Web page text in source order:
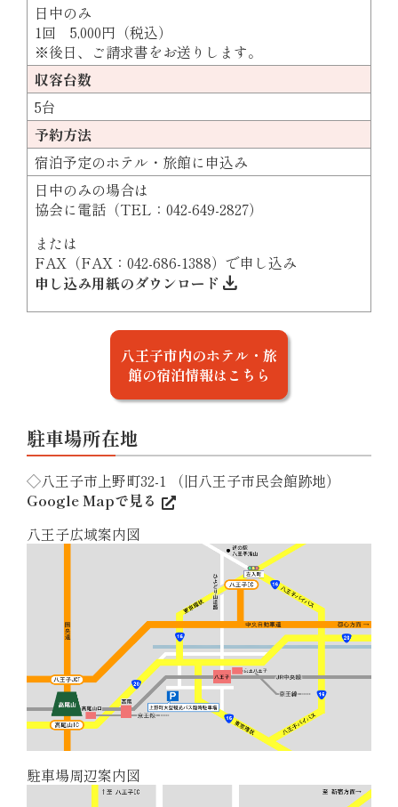
日中のみ
1回 5,000円（税込）
※後日、ご請求書をお送りします。
収容台数
5台
予約方法
宿泊予定のホテル・旅館に申込み
日中のみの場合は
協会に電話（TEL：042-649-2827）
または
FAX（FAX：042-686-1388）で申し込み
申し込み用紙のダウンロード download
八王子市内のホテル・旅
館の宿泊情報はこちら
駐車場所在地
◇八王子市上野町32-1 （旧八王子市民会館跡地）
Google Mapで見る
八王子広域案内図
駐車場周辺案内図